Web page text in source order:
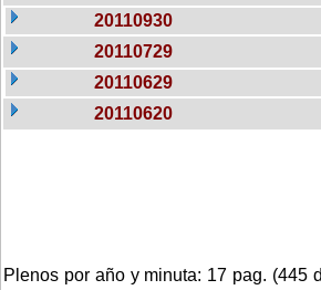
20110930
20110729
20110629
20110620
Plenos por año y minuta: 17 pag. (445